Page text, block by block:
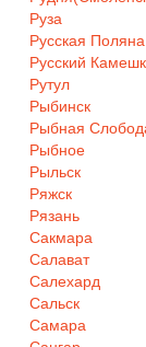
Руза
Русская Поляна
Русский
Рутул
Рыбинск
Рыбная
Рыбное
Рыльск
Ряжск
Рязань
Сакмара
Салават
Салехард
Сальск
Самара